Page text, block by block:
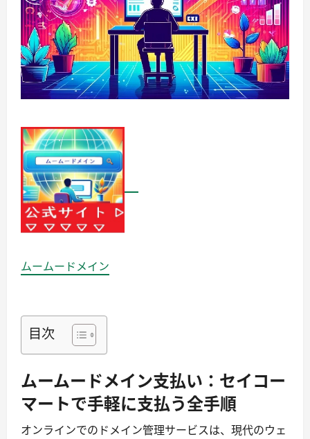
ムームードメイン
目次
ムームードメイン支払い：セイコー
マートで手軽に支払う全手順
オンラインでのドメイン管理サービスは、現代のウェ